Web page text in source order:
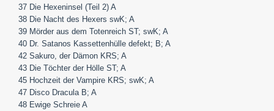
37 Die Hexeninsel (Teil 2) A
38 Die Nacht des Hexers swK; A
39 Mörder aus dem Totenreich ST; swK; A
40 Dr. Satanos Kassettenhülle defekt; B; A
42 Sakuro, der Dämon KRS; A
43 Die Töchter der Hölle ST; A
45 Hochzeit der Vampire KRS; swK; A
47 Disco Dracula B; A
48 Ewige Schreie A